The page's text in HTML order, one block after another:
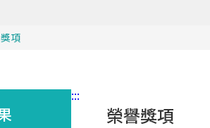
項
:::
榮譽獎項